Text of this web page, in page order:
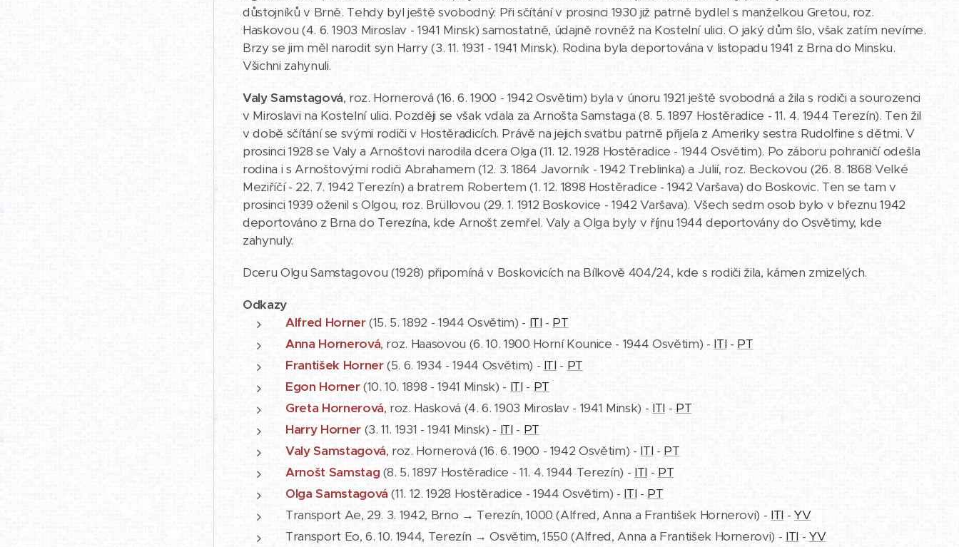
důstojníků v Brně. Tehdy byl ještě svobodný. Při sčítání v prosinci 1930 již patrně bydlel s manželkou Gretou, roz.
Haskovou (4. 6. 1903 Miroslav - 1941 Minsk) samostatně, údajně rovněž na Kostelní ulici. O jaký dům šlo, však zatím nevíme.
Brzy se jim měl narodit syn Harry (3. 11. 1931 - 1941 Minsk). Rodina byla deportována v listopadu 1941 z Brna do Minsku.
Všichni zahynuli.
Valy Samstagová, roz. Hornerová (16. 6. 1900 - 1942 Osvětim) byla v únoru 1921 ještě svobodná a žila s rodiči a sourozenci
v Miroslavi na Kostelní ulici. Později se však vdala za Arnošta Samstaga (8. 5. 1897 Hostěradice - 11. 4. 1944 Terezín). Ten žil
v době sčítání se svými rodiči v Hostěradicích. Právě na jejich svatbu patrně přijela z Ameriky sestra Rudolfine s dětmi. V
prosinci 1928 se Valy a Arnoštovi narodila dcera Olga (11. 12. 1928 Hostěradice - 1944 Osvětim). Po záboru pohraničí odešla
rodina i s Arnoštovými rodiči Abrahamem (12. 3. 1864 Javorník - 1942 Treblinka) a Julií, roz. Beckovou (26. 8. 1868 Velké
Meziříčí - 22. 7. 1942 Terezín) a bratrem Robertem (1. 12. 1898 Hostěradice - 1942 Varšava) do Boskovic. Ten se tam v
prosinci 1939 oženil s Olgou, roz. Brüllovou (29. 1. 1912 Boskovice - 1942 Varšava). Všech sedm osob bylo v březnu 1942
deportováno z Brna do Terezína, kde Arnošt zemřel. Valy a Olga byly v říjnu 1944 deportovány do Osvětimy, kde
zahynuly.
Dceru Olgu Samstagovou (1928) připomíná v Boskovicích na Bílkově 404/24, kde s rodiči žila, kámen zmizelých.
Odkazy
Alfred Horner(15. 5. 1892 - 1944 Osvětim) - ITI- PT
Anna Hornerová, roz. Haasovou (6. 10. 1900 Horní Kounice - 1944 Osvětim) - ITI- PT
František Horner(5. 6. 1934 - 1944 Osvětim) - ITI- PT
Egon Horner(10. 10. 1898 - 1941 Minsk) - ITI- PT
Greta Hornerová, roz. Hasková (4. 6. 1903 Miroslav - 1941 Minsk) - ITI - PT
Harry Horner(3. 11. 1931 - 1941 Minsk) - ITI- PT
Valy Samstagová, roz. Hornerová (16. 6. 1900 - 1942 Osvětim) - ITI - PT
Arnošt Samstag (8. 5. 1897 Hostěradice - 11. 4. 1944 Terezín) - ITI- PT
Olga Samstagová (11. 12. 1928 Hostěradice - 1944 Osvětim) - ITI - PT
Transport Ae, 29. 3. 1942, Brno → Terezín, 1000 (Alfred, Anna a František Hornerovi) - ITI -YV
Transport Eo, 6. 10. 1944, Terezín → Osvětim, 1550 (Alfred, Anna a František Hornerovi) - ITI - YV